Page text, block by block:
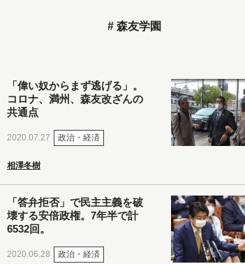
森友学園
「偉い奴からまず逃げる」。
コロナ、満州、森友改ざんの
共通点
2020.07.27 政治・経済
相澤冬樹
「答弁拒否」で民主主義を破
壊する安倍政権。7年半で計
6532回。
2020.06.28 政治・経済